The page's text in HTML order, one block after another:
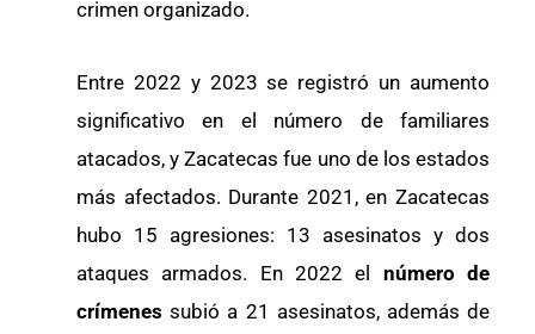
crimen organizado.
Entre 2022 y 2023 se registró un aumento
significativo en el número de familiares
atacados, y Zacatecas fue uno de los estados
más afectados. Durante 2021, en Zacatecas
hubo 15 agresiones: 13 asesinatos y dos
ataques armados. En 2022 el número de
crímenes subió a 21 asesinatos, además de